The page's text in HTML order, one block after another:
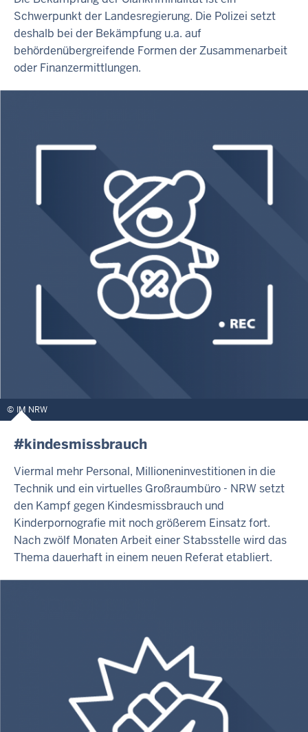
Schwerpunkt der Landesregierung. Die Polizei setzt
deshalb bei der Bekämpfung u.a. auf
behördenübergreifende Formen der Zusammenarbeit
oder Finanzermittlungen.
IM NRW
#kindesmissbrauch
Viermal mehr Personal, Millioneninvestitionen in die
Technik und ein virtuelles Großraumbüro - NRW setzt
den Kampf gegen Kindesmissbrauch und
Kinderpornografie mit noch größerem Einsatz fort.
Nach zwölf Monaten Arbeit einer Stabsstelle wird das
Thema dauerhaft in einem neuen Referat etabliert.